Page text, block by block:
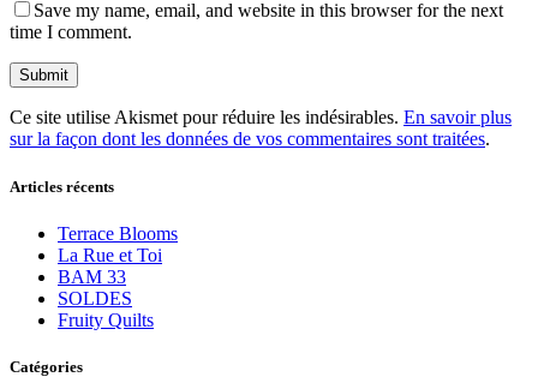
Save my name, email, and website in this browser for the next
time I comment.
Ce site utilise Akismet pour réduire les indésirables. En savoir plus
sur la façon dont les données de vos commentaires sont traitées.
Articles récents
Terrace Blooms
La Rue et Toi
BAM 33
SOLDES
Fruity Quilts
Catégories